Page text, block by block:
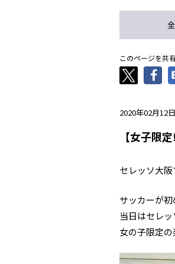
このページを共
2020年02月12日
【女子限
セレッソ大
サッカーが
当日はセレ
女の子限定